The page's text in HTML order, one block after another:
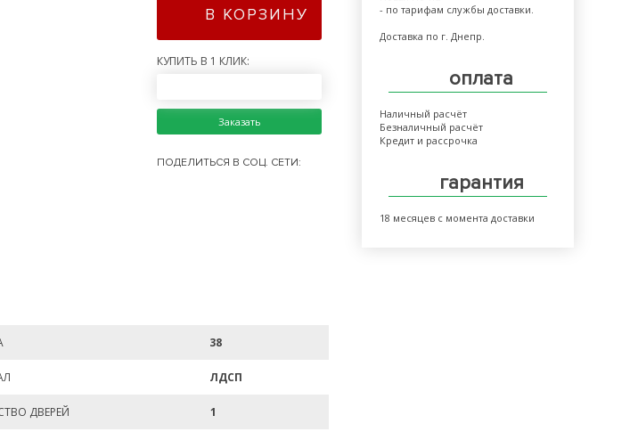
В КОРЗИНУ
КУПИТЬ В 1 КЛИК:
Заказать
ПОДЕЛИТЬСЯ В СОЦ. СЕТИ:
- по тарифам службы доставки.
Доставка по г. Днепр.
оплата
Наличный расчёт
Безналичный расчёт
Кредит и рассрочка
гарантия
18 месяцев с момента доставки
38
ЛДСП
ДВЕРЕЙ 1